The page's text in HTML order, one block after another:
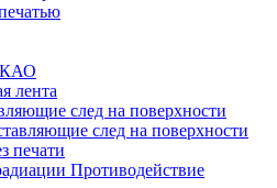
лента
след на поверхности
след на поверхности
печати
Противодействие